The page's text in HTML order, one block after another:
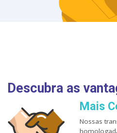
Descubra as
Mais
Nossas